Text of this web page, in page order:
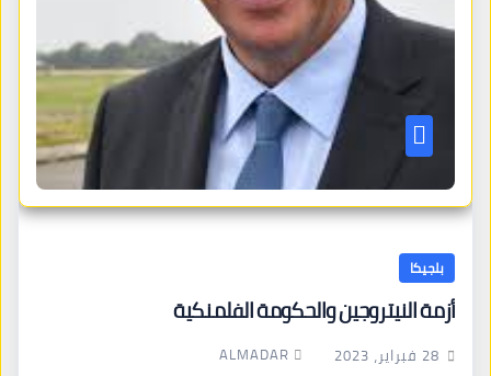
بلجيكا
أزمة النيتروجين والحكومة الفلمنكية
28 فبراير، 2023 ALMADAR